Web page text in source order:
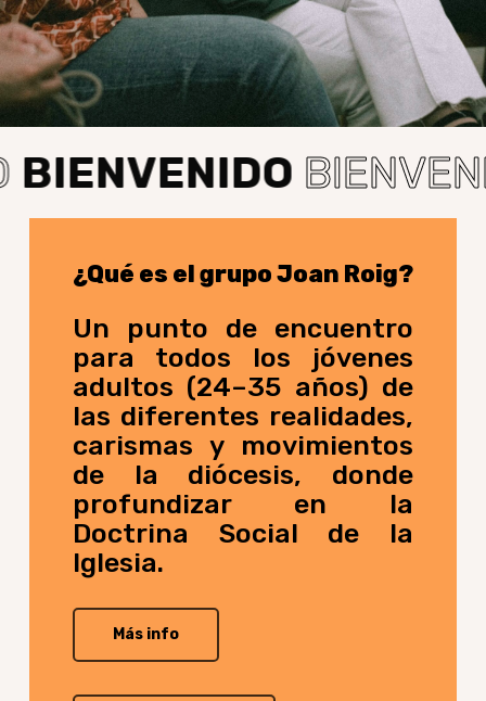
¿Qué es elgrupoJoan Roig?
Un punto de encuentro
para todos los jóvenes
adultos (24–35 años) de
las diferentes realidades,
carismas y movimientos
de la diócesis, donde
profundizar en la
Doctrina Social de la
Iglesia.
Más info